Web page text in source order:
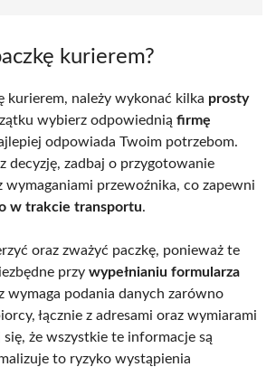
kurierem?
kurierem, należy wykonać kilka prosty
wybierz odpowiednią firmę
odpowiada Twoim potrzebom.
decyzję, zadbaj o przygotowanie
wymaganiami przewoźnika, co zapewni
w trakcie transportu.
oraz zważyć paczkę, ponieważ te
przy wypełnianiu formularza
wymaga podania danych zarówno
łącznie z adresami oraz wymiarami
się, że wszystkie te informacje są
to ryzyko wystąpienia